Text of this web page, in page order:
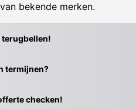
bekende merken.
terugbellen!
termijnen?
checken!